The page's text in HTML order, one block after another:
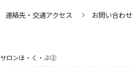
連絡先・交通アクセス お問い合わせ
サロンほ・く・ぶ②